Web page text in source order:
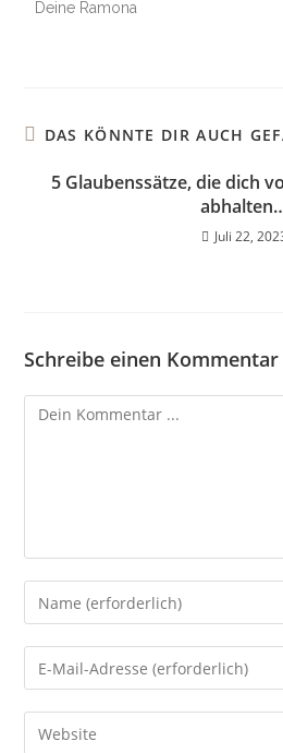
Deine Ramona
DAS KÖNNTE DIR AUCH
5 Glaubenssätze, die dich
Juli 22,
Schreibe einen Kommentar